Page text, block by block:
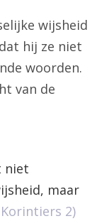
wijsheid
hij ze niet
woorden.
van de
niet
maar
2)